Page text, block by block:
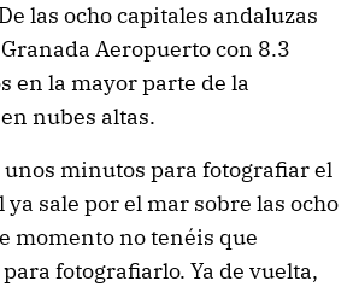
las ocho capitales andaluzas
Aeropuerto con 8.3
en la mayor parte de la
nubes altas.
unos minutos para fotografiar el
ya sale por el mar sobre las ocho
momento no tenéis que
fotografiarlo. Ya de vuelta,